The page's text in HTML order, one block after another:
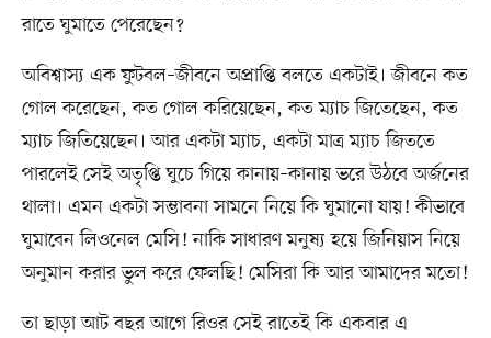
রাতে ঘুমাতে পেরেছেন?
অবিশ্বাস্য এক ফুটবল–জীবনে অপ্রাপ্তি বলতে একটাই। জীবনে কত
গোল করেছেন, কত গোল করিয়েছেন, কত ম্যাচ জিতেছেন, কত
ম্যাচ জিতিয়েছেন। আর একটা ম্যাচ, একটা মাত্র ম্যাচ জিততে
পারলেই সেই অতৃপ্তি ঘুচে গিয়ে কানায়–কানায় ভরে উঠবে অর্জনের
থালা। এমন একটা সম্ভাবনা সামনে নিয়ে কি ঘুমানো যায়! কীভাবে
ঘুমাবেন লিওনেল মেসি! নাকি সাধারণ মনুষ্য হয়ে জিনিয়াস নিয়ে
অনুমান করার ভুল করে ফেলছি! মেসিরা কি আর আমাদের মতো!
তা ছাড়া আট বছর আগে রিওর সেই রাতেই কি একবার এ